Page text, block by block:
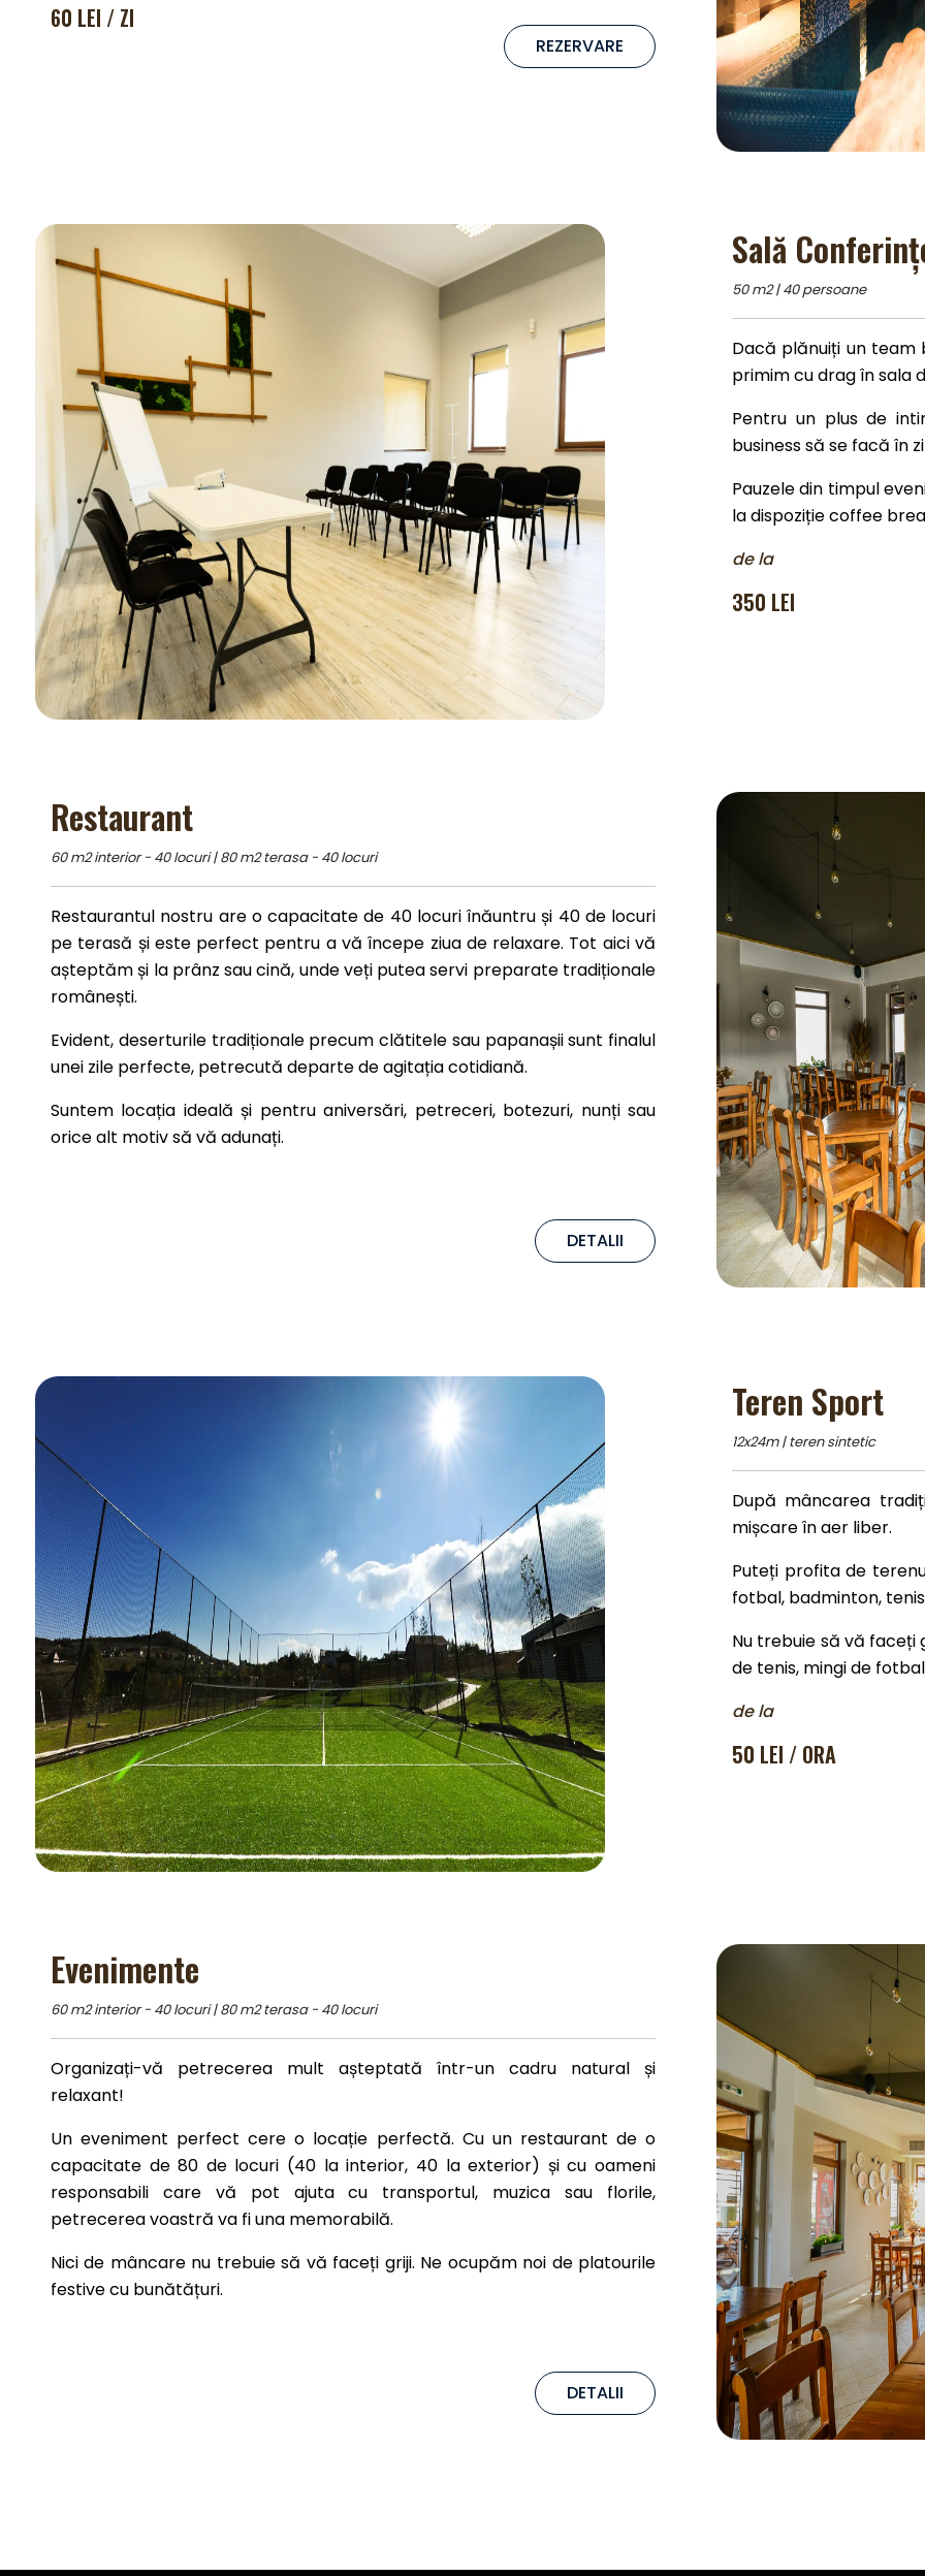
60 LEI / ZI
REZERVARE
Sală
50 m2 | 40 persoane
Dacă plănuiți un team
primim cu drag în sala
Pentru un plus de
business să se facă în
Pauzele din timpul
la dispoziție coffee
de la
350 LEI
Restaurant
60 m2 interior - 40 locuri | 80 m2 terasa - 40 locuri
Restaurantul nostru are o capacitate de 40 locuri înăuntru și 40 de locuri
pe terasă și este perfect pentru a vă începe ziua de relaxare. Tot aici vă
așteptăm și la prânz sau cină, unde veți putea servi preparate tradiționale
românești.
Evident, deserturile tradiționale precum clătitele sau papanașii sunt finalul
unei zile perfecte, petrecută departe de agitația cotidiană.
Suntem locația ideală și pentru aniversări, petreceri, botezuri, nunți sau
orice alt motiv să vă adunați.
DETALII
Teren Sport
12x24m | teren sintetic
După mâncarea
mișcare în aer liber.
Puteți profita de
fotbal, badminton,
Nu trebuie să vă faceți
de tenis, mingi de
de la
50 LEI / ORA
Evenimente
60 m2 interior - 40 locuri | 80 m2 terasa - 40 locuri
Organizați-vă petrecerea mult așteptată într-un cadru natural și
relaxant!
Un eveniment perfect cere o locație perfectă. Cu un restaurant de o
capacitate de 80 de locuri (40 la interior, 40 la exterior) și cu oameni
responsabili care vă pot ajuta cu transportul, muzica sau florile,
petrecerea voastră va fi una memorabilă.
Nici de mâncare nu trebuie să vă faceți griji. Ne ocupăm noi de platourile
festive cu bunătățuri.
DETALII